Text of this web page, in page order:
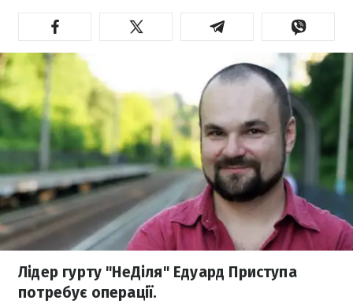
Лідер гурту "НеДіля" Едуард Приступа
потребує операції.